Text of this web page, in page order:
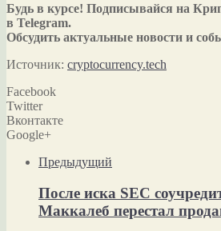
Будь в курсе! Подписывайся на
в Telegram.
Обсудить актуальные новости и
Источник: cryptocurrency.tech
Facebook
Twitter
Вконтакте
Google+
Предыдущий
После иска SEC
Маккалеб перестал